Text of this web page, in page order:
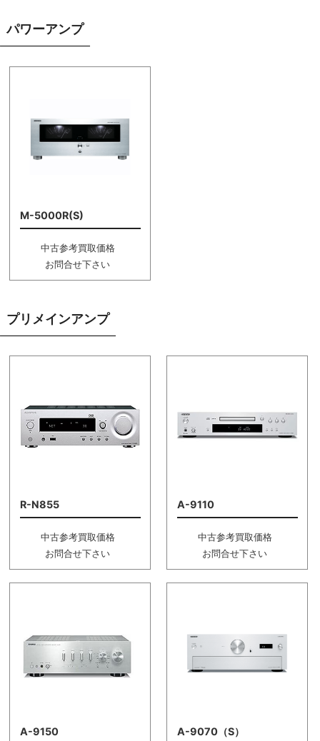
パワーアンプ
M-5000R(S)
中古参考買取価格
お問合せ下さい
プリメインアンプ
R-N855
中古参考買取価格
お問合せ下さい
A-9110
中古参考買取価格
お問合せ下さい
A-9150 A-9070（S）